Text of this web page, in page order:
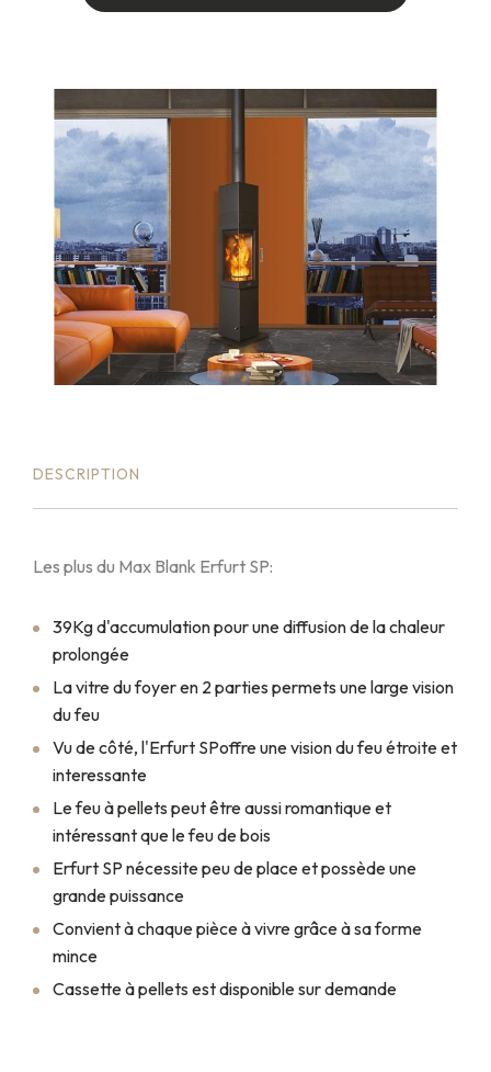
JE M'INTÉRESSE À CE PRODUIT...
DESCRIPTION
Les plus du Max Blank Erfurt SP:
39Kg d'accumulation pour une diffusion de la chaleur
prolongée
La vitre du foyer en 2 parties permets une large vision
du feu
Vu de côté, l'Erfurt SPoffre une vision du feu étroite et
interessante
Le feu à pellets peut être aussi romantique et
intéressant que le feu de bois
Erfurt SP nécessite peu de place et possède une
grande puissance
Convient à chaque pièce à vivre grâce à sa forme
mince
Cassette à pellets est disponible sur demande